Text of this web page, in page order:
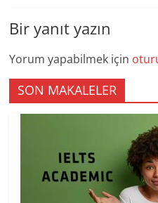
Bir yanıt yazın
Yorum yapabilmek için
SON MAKALELER